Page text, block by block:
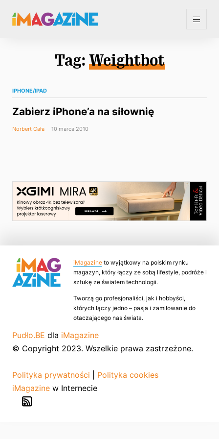
Tag: Weightbot
IPHONE/IPAD
Zabierz iPhone’a na siłownię
Norbert Cała 10 marca 2010
iMagazine to wyjątkowy na polskim rynku
magazyn, który łączy ze sobą lifestyle, podróże i
sztukę ze światem technologii.
Tworzą go profesjonaliści, jak i hobbyści,
których łączy jedno – pasja i zamiłowanie do
otaczającego nas świata.
Pudło.BE dla iMagazine
© Copyright 2023. Wszelkie prawa zastrzeżone.
Polityka prywatności
Polityka cookies
iMagazine w Internecie